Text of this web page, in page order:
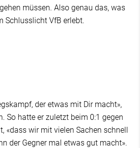
müssen. Also genau das, was
Schlusslicht VfB erlebt.
der etwas mit Dir macht»,
So hatte er zuletzt beim 0:1 gegen
«dass wir mit vielen Sachen schnell
der Gegner mal etwas gut macht».